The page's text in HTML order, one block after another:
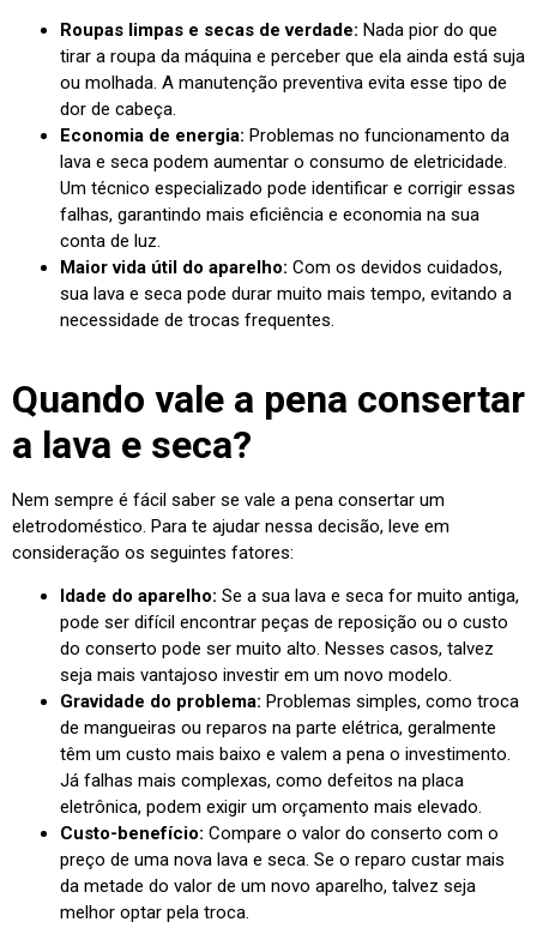
Roupas limpas e secas de verdade: Nada pior do que
tirar a roupa da máquina e perceber que ela ainda está suja
ou molhada. A manutenção preventiva evita esse tipo de
dor de cabeça.
Economia de energia: Problemas no funcionamento da
lava e seca podem aumentar o consumo de eletricidade.
Um técnico especializado pode identificar e corrigir essas
falhas, garantindo mais eficiência e economia na sua
conta de luz.
Maior vida útil do aparelho: Com os devidos cuidados,
sua lava e seca pode durar muito mais tempo, evitando a
necessidade de trocas frequentes.
Quando vale a pena consertar
a lava e seca?
Nem sempre é fácil saber se vale a pena consertar um
eletrodoméstico. Para te ajudar nessa decisão, leve em
consideração os seguintes fatores:
Idade do aparelho: Se a sua lava e seca for muito antiga,
pode ser difícil encontrar peças de reposição ou o custo
do conserto pode ser muito alto. Nesses casos, talvez
seja mais vantajoso investir em um novo modelo.
Gravidade do problema: Problemas simples, como troca
de mangueiras ou reparos na parte elétrica, geralmente
têm um custo mais baixo e valem a pena o investimento.
Já falhas mais complexas, como defeitos na placa
eletrônica, podem exigir um orçamento mais elevado.
Custo-benefício: Compare o valor do conserto com o
preço de uma nova lava e seca. Se o reparo custar mais
da metade do valor de um novo aparelho, talvez seja
melhor optar pela troca.